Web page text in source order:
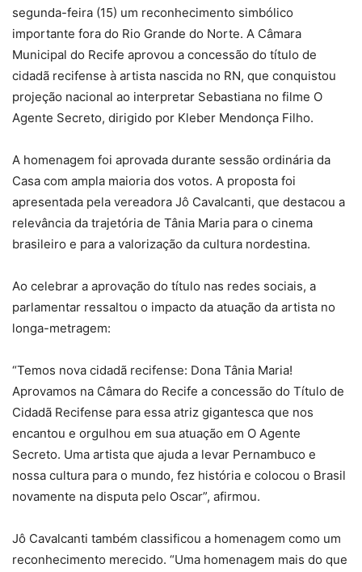
segunda-feira (15) um reconhecimento simbólico
importante fora do Rio Grande do Norte. A Câmara
Municipal do Recife aprovou a concessão do título de
cidadã recifense à artista nascida no RN, que conquistou
projeção nacional ao interpretar Sebastiana no filme O
Agente Secreto, dirigido por Kleber Mendonça Filho.
A homenagem foi aprovada durante sessão ordinária da
Casa com ampla maioria dos votos. A proposta foi
apresentada pela vereadora Jô Cavalcanti, que destacou a
relevância da trajetória de Tânia Maria para o cinema
brasileiro e para a valorização da cultura nordestina.
Ao celebrar a aprovação do título nas redes sociais, a
parlamentar ressaltou o impacto da atuação da artista no
longa-metragem:
“Temos nova cidadã recifense: Dona Tânia Maria!
Aprovamos na Câmara do Recife a concessão do Título de
Cidadã Recifense para essa atriz gigantesca que nos
encantou e orgulhou em sua atuação em O Agente
Secreto. Uma artista que ajuda a levar Pernambuco e
nossa cultura para o mundo, fez história e colocou o Brasil
novamente na disputa pelo Oscar”, afirmou.
Jô Cavalcanti também classificou a homenagem como um
reconhecimento merecido. “Uma homenagem mais do que